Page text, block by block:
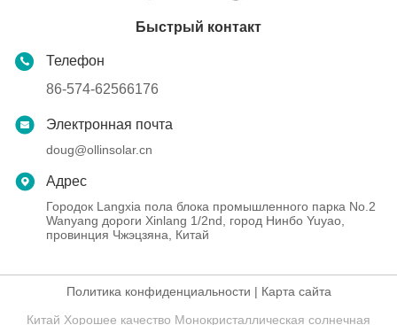
Быстрый контакт
Телефон
86-574-62566176
Электронная почта
doug@ollinsolar.cn
Адрес
Городок Langxia пола блока промышленного парка No.2
Wanyang дороги Xinlang 1/2nd, город Нинбо Yuyao,
провинция Чжэцзяна, Китай
Политика конфиденциальности | Карта сайта
Китай Хорошее качество Монокристаллическая солнечная